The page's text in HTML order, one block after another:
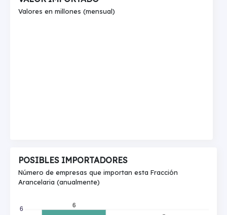
Valores en millones (mensual)
POSIBLES IMPORTADORES
Número de empresas que importan esta Fracción
Arancelaria (anualmente)